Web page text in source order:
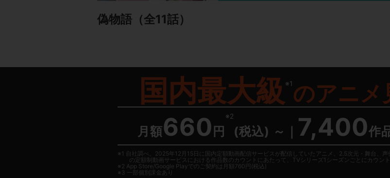
偽物語 （全11話）
国内最大級 ※1 のアニメ
月額660 円
※2
(税込) ～ 7,400作
1 自社調べ。2025年12月15日に国内定額動画配信サービスが配信していたアニメ、2.5次元・舞台、
の定額制動画サービスにおける作品数のカウントにあたって、TVシリーズ1シーズンごとにカウント
2 App Store/Google Playでのご契約は月額760円(税込)
3 一部個別課金あり